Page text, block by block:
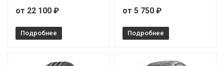
от 22 100 ₽
Подробнее
от 5 750 ₽
Подробнее